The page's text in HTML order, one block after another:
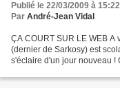
Publié le 22/03/2009 à 15:22
Par André-Jean Vidal
ÇA COURT SUR LE WEB A
(dernier de Sarkosy) est
s'éclaire d'un jour nouveau !